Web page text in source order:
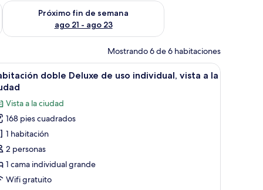
semana ago 14 - ago 16
Próximo fin de semana
ago 21 - ago 23
Consulta la disponibilidad para el próximo fin de semana
Mostrando 6 de 6 habitaciones
Habitación de hotel con dos camas, un
14
doble Deluxe de uso individual, vista a la
Vista a la ciudad
168 pies cuadrados
1 habitación
2 personas
1 cama individual grande
Wifi gratuito